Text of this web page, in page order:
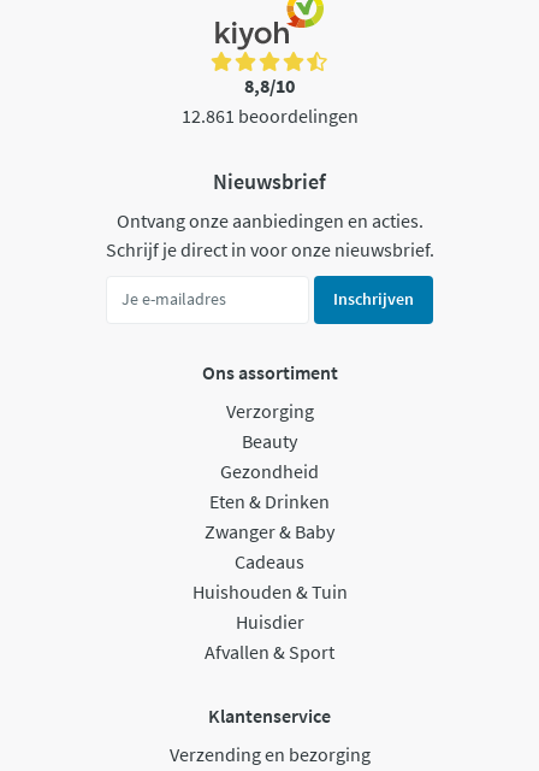
8,8/10
12.861 beoordelingen
Nieuwsbrief
Ontvang onze aanbiedingen en acties.
Schrijf je direct in voor onze nieuwsbrief.
Inschrijven
Ons assortiment
Verzorging
Beauty
Gezondheid
Eten & Drinken
Zwanger & Baby
Cadeaus
Huishouden & Tuin
Huisdier
Afvallen & Sport
Klantenservice
Verzending en bezorging